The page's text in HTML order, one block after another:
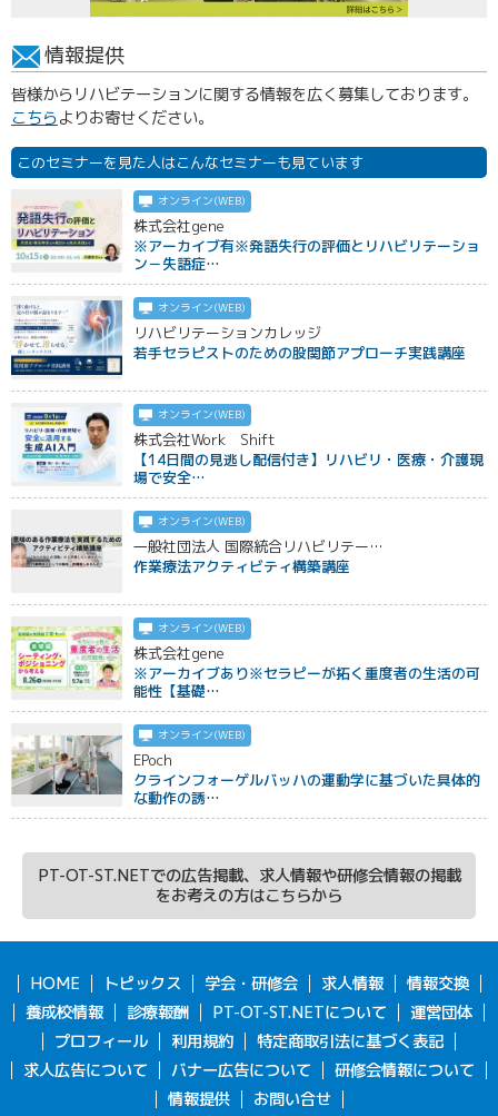
情報提供
皆様からリハビテーションに関する情報を広く募集しております。
こちらよりお寄せください。
このセミナーを見た人はこんなセミナーも見ています
オンライン(WEB)
株式会社gene
※アーカイブ有※発語失行の評価とリハビリテーショ
ン－失語症…
オンライン(WEB)
リハビリテーションカレッジ
若手セラピストのための股関節アプローチ実践講座
オンライン(WEB)
株式会社Work Shift
【14日間の見逃し配信付き】リハビリ・医療・介護現
場で安全…
オンライン(WEB)
一般社団法人 国際統合リハビリテー…
作業療法アクティビティ構築講座
オンライン(WEB)
株式会社gene
※アーカイブあり※セラピーが拓く重度者の生活の可
能性【基礎…
オンライン(WEB)
EPoch
クラインフォーゲルバッハの運動学に基づいた具体的
な動作の誘…
PT-OT-ST.NETでの広告掲載、求人情報や研修会情報の掲載
をお考えの方はこちらから
HOME トピックス 学会・研修会 求人情報
情報交換
養成校情報
診療報酬 PT-OT-ST.NETについて
運営団体
プロフィール
利用規約
特定商取引法に基づく表記
求人広告について
バナー広告について
研修会情報について
情報提供
お問い合せ